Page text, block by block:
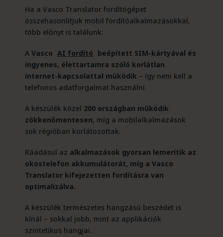
Ha a Vasco Translator fordítógépet
összehasonlítjuk mobil fordítóalkalmazásokkal,
több előnyt is találunk:
A Vasco AI fordító beépített SIM-kártyával és
ingyenes, élettartamra szóló korlátlan
internet-kapcsolattal működik – így nem kell a
telefonos adatforgalmat használni.
A készülék közel 200 országban működik
zökkenőmentesen, míg a mobilalkalmazások
sok régióban korlátozottak.
Ráadásul az alkalmazások gyorsan lemerítik az
okostelefon akkumulátorát, míg a Vasco
Translator kifejezetten fordításra van
optimalizálva.
A készülék természetes hangzású beszédet is
kínál – sokkal jobb, mint az applikációk
szintetikus hangjai.